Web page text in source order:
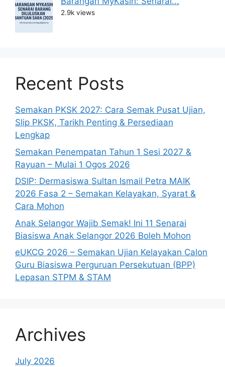
2.9k views
Recent Posts
Semakan PKSK 2027: Cara Semak Pusat Ujian,
Slip PKSK, Tarikh Penting & Persediaan
Lengkap
Semakan Penempatan Tahun 1 Sesi 2027 &
Rayuan – Mulai 1 Ogos 2026
DSIP: Dermasiswa Sultan Ismail Petra MAIK
2026 Fasa 2 – Semakan Kelayakan, Syarat &
Cara Mohon
Anak Selangor Wajib Semak! Ini 11 Senarai
Biasiswa Anak Selangor 2026 Boleh Mohon
eUKCG 2026 – Semakan Ujian Kelayakan Calon
Guru Biasiswa Perguruan Persekutuan (BPP)
Lepasan STPM & STAM
Archives
July 2026